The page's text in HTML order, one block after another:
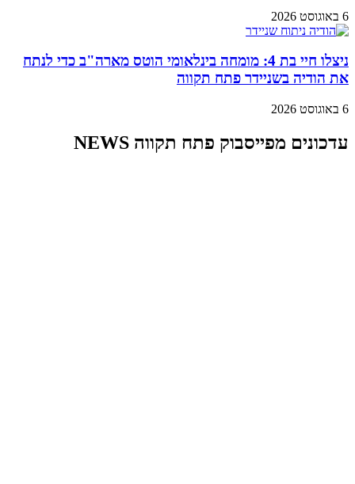
6 באוגוסט 2026
ניצלו חיי בת 4: מומחה בינלאומי הוטס מארה"ב כדי לנתח
את הודיה בשניידר פתח תקווה
6 באוגוסט 2026
עדכונים מפייסבוק פתח תקווה NEWS